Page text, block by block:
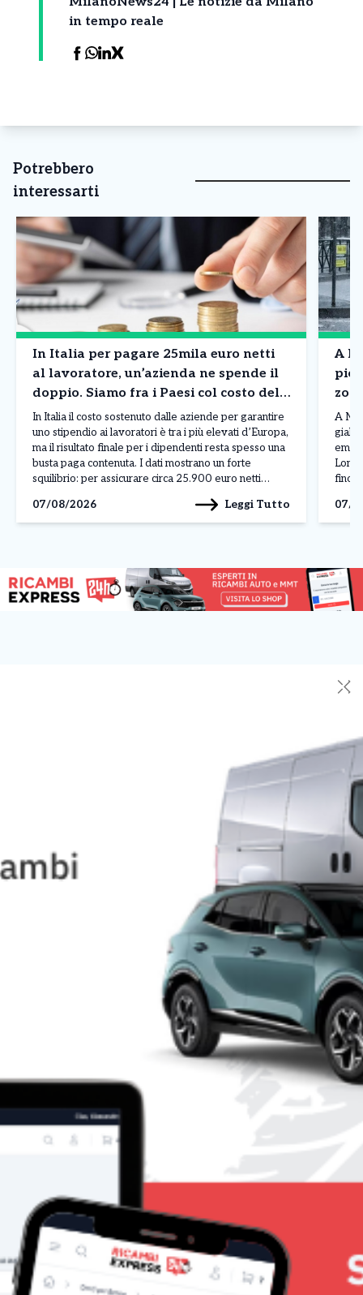
in tempo reale
Potrebbero
interessarti
In Italia per pagare 25mila euro netti
al lavoratore, un’azienda ne spende il
doppio. Siamo fra i Paesi col costo del
lavoro più in alto in Europa. I dati
In Italia il costo sostenuto dalle aziende per garantire
uno stipendio ai lavoratori è tra i più elevati d’Europa,
ma il risultato finale per i dipendenti resta spesso una
busta paga contenuta. I dati mostrano un forte
squilibrio: per assicurare circa 25.900 euro netti
una spesa complessiva vicina […]
07/08/2026 Leggi Tutto
A
A
giallo
fino
07/
✕